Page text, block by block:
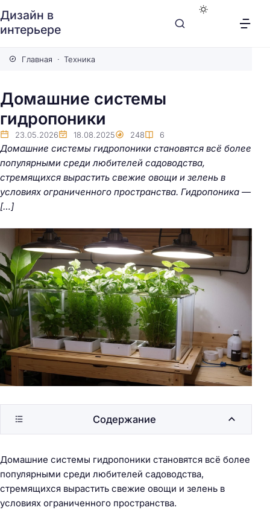
Дизайн в
интерьере
Главная Техника
Домашние системы
гидропоники
23.05.2026 18.08.2025 248 6
Домашние системы гидропоники становятся всё более
популярными среди любителей садоводства,
стремящихся вырастить свежие овощи и зелень в
условиях ограниченного пространства. Гидропоника —
[…]
Домашние системы гидропоники становятся всё более
популярными среди любителей садоводства,
стремящихся вырастить свежие овощи и зелень в
условиях ограниченного пространства.
Содержание